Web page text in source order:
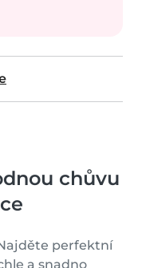
chůvu
perfektní
a snadno